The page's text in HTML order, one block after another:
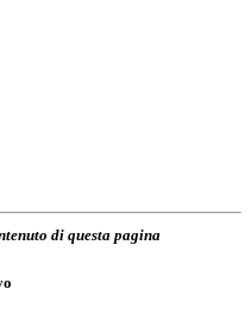
di questa pagina